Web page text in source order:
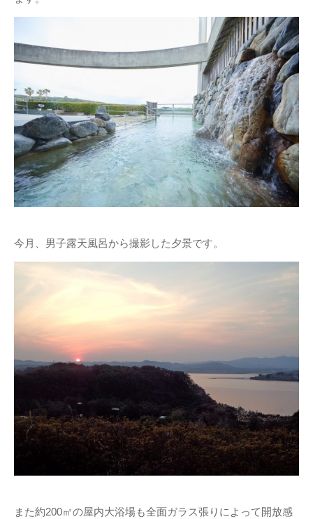
今月、男子露天風呂から撮影した夕景です。
また約200㎡の屋内大浴場も全面ガラス張りによって開放感